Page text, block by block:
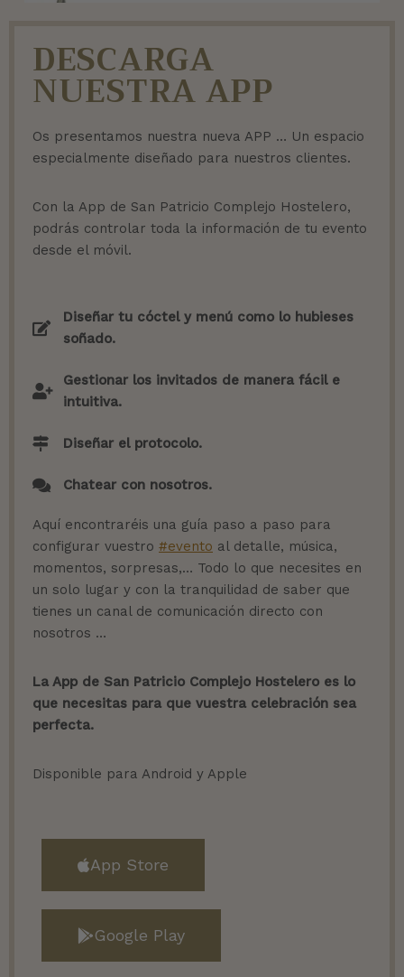
DESCARGA
NUESTRA APP
Os presentamos nuestra nueva APP … Un espacio
especialmente diseñado para nuestros clientes.
Con la App de San Patricio Complejo Hostelero,
podrás controlar toda la información de tu evento
desde el móvil.
Diseñar tu cóctel y menú como lo hubieses
soñado.
Gestionar los invitados de manera fácil e
intuitiva.
Diseñar el protocolo.
Chatear con nosotros.
Aquí encontraréis una guía paso a paso para
configurar vuestro #evento al detalle, música,
momentos, sorpresas,… Todo lo que necesites en
un solo lugar y con la tranquilidad de saber que
tienes un canal de comunicación directo con
nosotros …
La App de San Patricio Complejo Hostelero es lo
que necesitas para que vuestra celebración sea
perfecta.
Disponible para Android y Apple
App Store
Google Play